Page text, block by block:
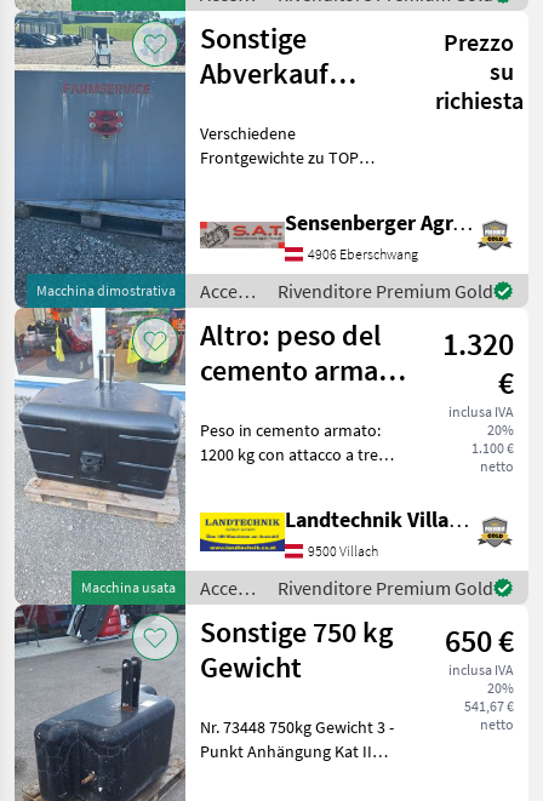
per
trattore
/ New
Holland
Macchina dimostrativa
Sonstige
Abverkauf
Prezzo
su
richiesta
Verschiedene
Frontgewichte zu TOP
SAT Frontgewicht 1000kg -
mit Begrenzungsleuchten -
Arbeitsscheinwerfer
Sensenberger Agrar-Technik
4906 Eberschwang
Accessori
per
trattore
/
Sonstige
Rivenditore Premium Gold
Macchina usata
Altro: peso del
cemento armato
1.320
€
inclusa IVA
20%
1.100 €
netto
Peso in cemento armato:
1200 kg con attacco a tre
modalità anteriore che
posteriore, peso da
dimostrazione, di
Landtechnik Villach GmbH
9500 Villach
Accessori
per
trattore
/
Sonstige
Rivenditore Premium Gold
Sonstige 750 kg
Gewicht
650 €
inclusa IVA
20%
541,67 €
netto
Nr. 73448 750kg Gewicht 3 -
Punkt Anhängung Kat II